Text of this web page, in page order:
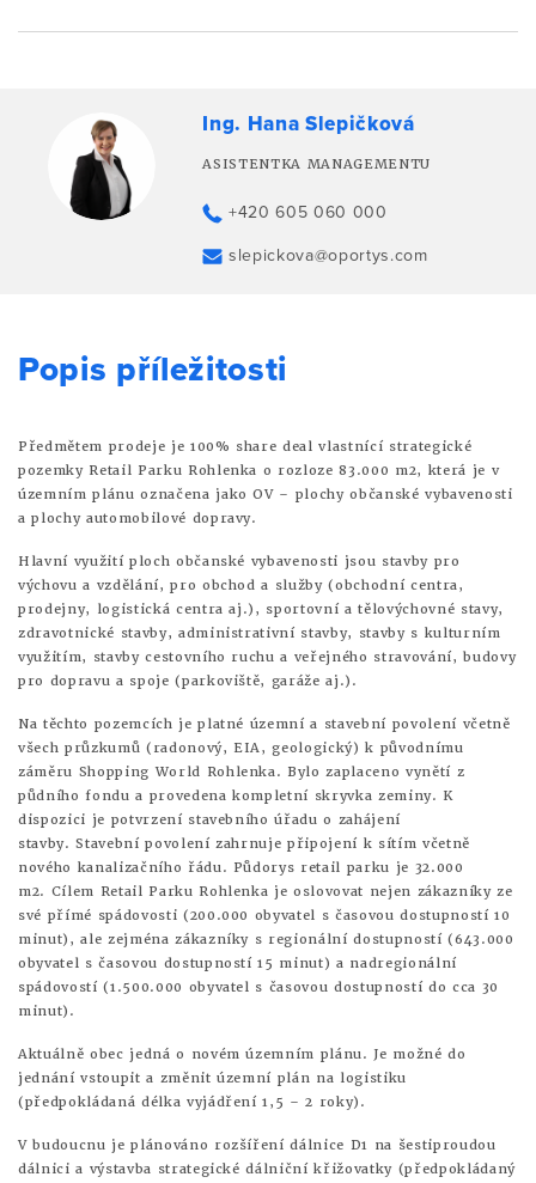
Ing. Hana Slepičková
ASISTENTKA MANAGEMENTU
+420 605 060 000
slepickova@oportys.com
Popis příležitosti
Předmětem prodeje je 100% share deal vlastnící strategické
pozemky Retail Parku Rohlenka o rozloze 83.000 m2, která je v
územním plánu označena jako OV – plochy občanské vybavenosti
a plochy automobilové dopravy.
Hlavní využití ploch občanské vybavenosti jsou stavby pro
výchovu a vzdělání, pro obchod a služby (obchodní centra,
prodejny, logistická centra aj.), sportovní a tělovýchovné stavy,
zdravotnické stavby, administrativní stavby, stavby s kulturním
využitím, stavby cestovního ruchu a veřejného stravování, budovy
pro dopravu a spoje (parkoviště, garáže aj.).
Na těchto pozemcích je platné územní a stavební povolení včetně
všech průzkumů (radonový, EIA, geologický) k původnímu
záměru Shopping World Rohlenka. Bylo zaplaceno vynětí z
půdního fondu a provedena kompletní skryvka zeminy. K
dispozici je potvrzení stavebního úřadu o zahájení
stavby. Stavební povolení zahrnuje připojení k sítím včetně
nového kanalizačního řádu. Půdorys retail parku je 32.000
m2. Cílem Retail Parku Rohlenka je oslovovat nejen zákazníky ze
své přímé spádovosti (200.000 obyvatel s časovou dostupností 10
minut), ale zejména zákazníky s regionální dostupností (643.000
obyvatel s časovou dostupností 15 minut) a nadregionální
spádovostí (1.500.000 obyvatel s časovou dostupností do cca 30
minut).
Aktuálně obec jedná o novém územním plánu. Je možné do
jednání vstoupit a změnit územní plán na logistiku
(předpokládaná délka vyjádření 1,5 – 2 roky).
V budoucnu je plánováno rozšíření dálnice D1 na šestiproudou
dálnici a výstavba strategické dálniční křižovatky (předpokládaný